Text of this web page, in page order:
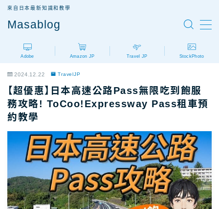
Masablog
來自日本最新知識和教學
AdobeCC｜學生優惠
AdobeCC｜續約優惠？
AdobeCC｜企業版
Photoshop價格
Illustrator價格
Premiere價格
Acrobat Pro價格
Adobe Amazon JP Travel JP StockPhoto
2024.12.22 TravelJP
【超優惠】日本高速公路Pass無限吃到飽服
務攻略! ToCoo!Expressway Pass租車預
約教學